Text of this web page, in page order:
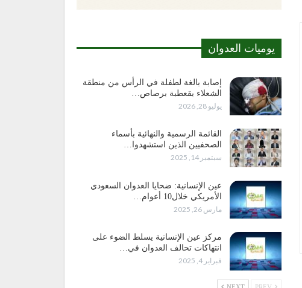
يوميات العدوان
إصابة بالغة لطفلة في الرأس من منطقة
الشعلاء بقعطبة برصاص…
يوليو 28, 2026
القائمة الرسمية والنهائية بأسماء
الصحفيين الذين استشهدوا…
سبتمبر 14, 2025
عين الإنسانية: ضحايا العدوان السعودي
الأمريكي خلال10 أعوام…
مارس 26, 2025
مركز عين الإنسانية يسلط الضوء على
انتهاكات تحالف العدوان في…
فبراير 4, 2025